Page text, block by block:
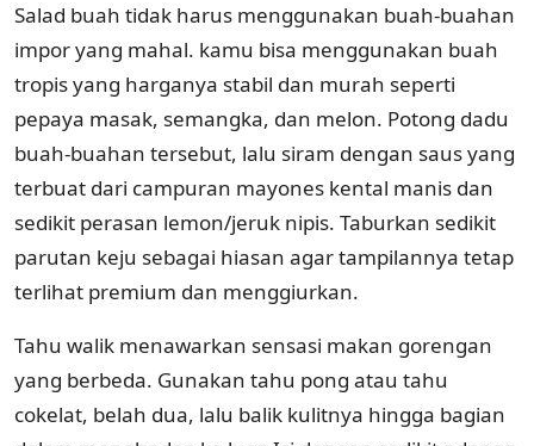
Salad buah tidak harus menggunakan buah-buahan
impor yang mahal. kamu bisa menggunakan buah
tropis yang harganya stabil dan murah seperti
pepaya masak, semangka, dan melon. Potong dadu
buah-buahan tersebut, lalu siram dengan saus yang
terbuat dari campuran mayones kental manis dan
sedikit perasan lemon/jeruk nipis. Taburkan sedikit
parutan keju sebagai hiasan agar tampilannya tetap
terlihat premium dan menggiurkan.
Tahu walik menawarkan sensasi makan gorengan
yang berbeda. Gunakan tahu pong atau tahu
cokelat, belah dua, lalu balik kulitnya hingga bagian